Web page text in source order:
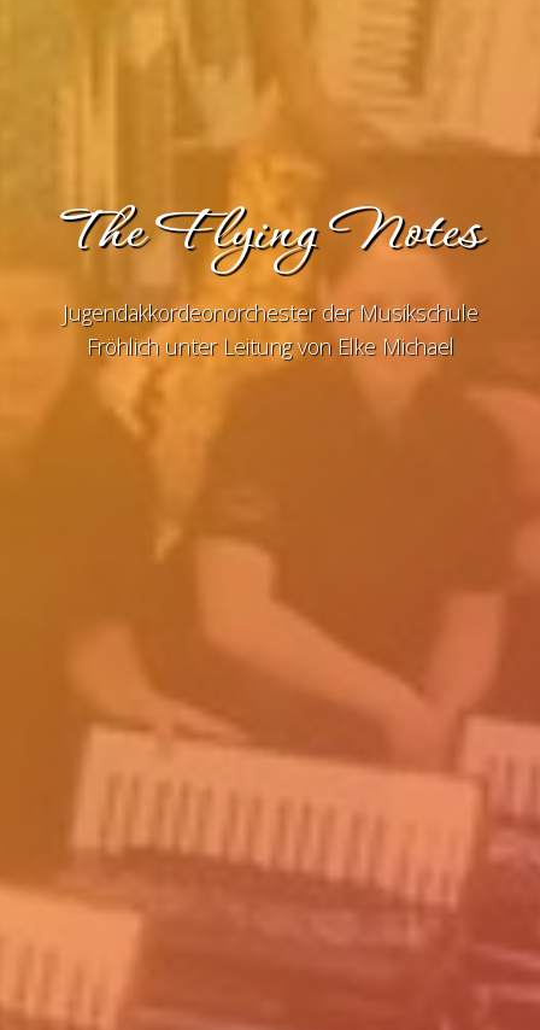
The Flying Notes
Jugendakkordeonorchester der Musikschule
Fröhlich unter Leitung von Elke Michael